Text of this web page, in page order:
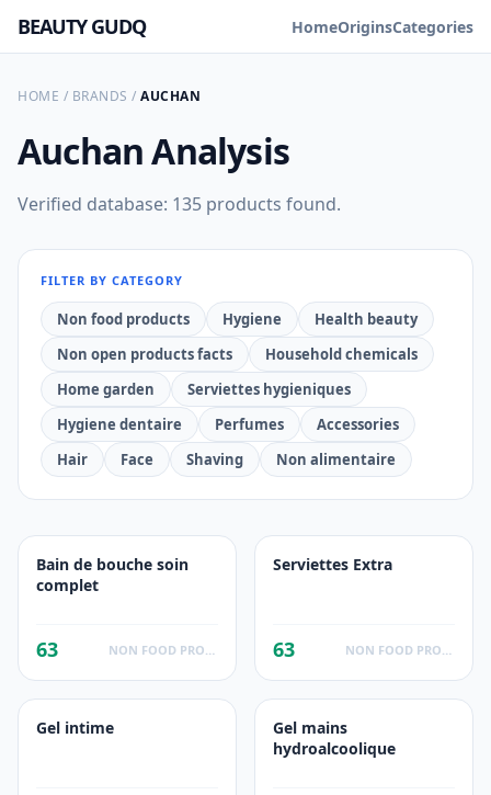
BEAUTY GUDQ HomeOriginsCategories
HOME / BRANDS / AUCHAN
AuchanAnalysis
Verified database: 135 products found.
FILTER BY CATEGORY
Non food products Hygiene
Health beauty
Non open products facts
Household chemicals
Home garden
Serviettes hygieniques
Hygiene dentaire
Perfumes
Accessories
Hair
Face Shaving Non alimentaire
Bain de bouche soin
complet
63
Serviettes Extra
63
Gel intime
Gel mains
hydroalcoolique